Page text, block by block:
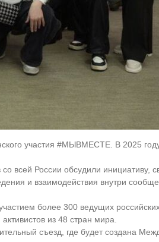
участия #МЫВМЕСТЕ. В 2025
всей России обсудили инициативу,
и взаимодействия внутри
более 300 ведущих
из 48 стран мира.
съезд, где будет создана